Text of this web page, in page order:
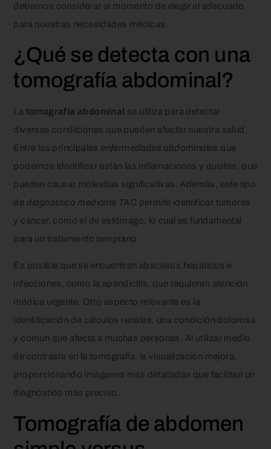
debemos considerar al momento de elegir el adecuado
para nuestras necesidades médicas.
¿Qué se detecta con una
tomografía abdominal?
La tomografía abdominal
se utiliza para detectar
diversas condiciones que pueden afectar nuestra salud.
Entre las principales enfermedades abdominales que
podemos identificar están las inflamaciones y quistes, que
pueden causar molestias significativas. Además, este tipo
de diagnóstico mediante TAC permite identificar tumores
y cáncer, como el de estómago, lo cual es fundamental
para un tratamiento temprano.
Es posible que se encuentren abscesos hepáticos e
infecciones, como la apendicitis, que requieren atención
médica urgente. Otro aspecto relevante es la
identificación de cálculos renales, una condición dolorosa
y común que afecta a muchas personas. Al utilizar medio
de contraste en la tomografía, la visualización mejora,
proporcionando imágenes más detalladas que facilitan un
diagnóstico más preciso.
Tomografía de abdomen